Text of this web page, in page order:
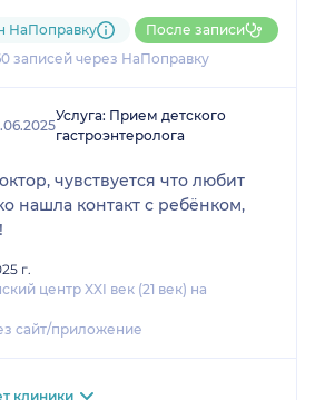
и1 оценка
записей через НаПоправку
НаПоправку После записи
Услуга: Прием детского
гастроэнтеролога
чувствуется что любит
нашла контакт с ребёнком,
г.
центр XXI век (21 век) на
сайт/приложение
клиники